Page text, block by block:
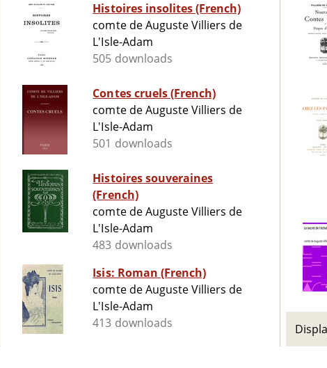
Histoires insolites (French)
comte de Auguste Villiers de
L'Isle-Adam
505 downloads
Contes cruels (French)
comte de Auguste Villiers de
L'Isle-Adam
501 downloads
Histoires souveraines
(French)
comte de Auguste Villiers de
L'Isle-Adam
483 downloads
Isis: Roman (French)
comte de Auguste Villiers de
L'Isle-Adam
413 downloads